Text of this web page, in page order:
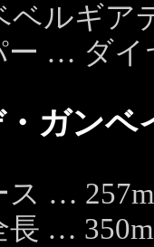
ベルギア
ー … ダイ
・ガン
ス …
長 …